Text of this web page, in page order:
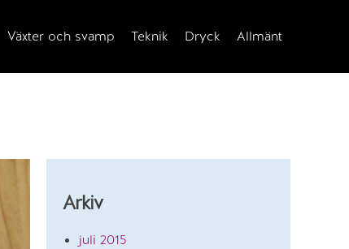
Växter och svamp Teknik Dryck Allmänt
Arkiv
juli 2015